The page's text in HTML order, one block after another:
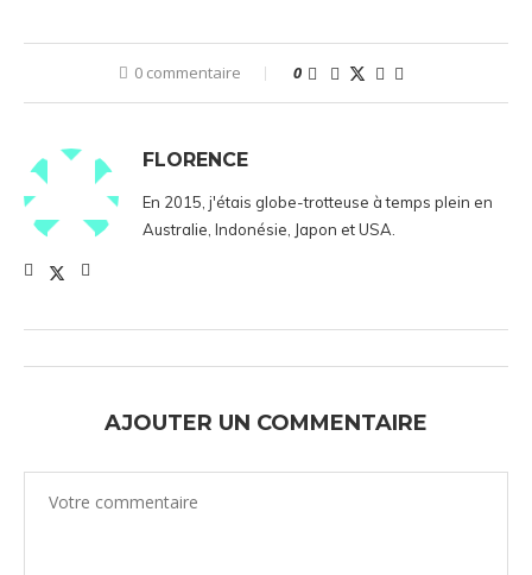
0 commentaire 0
FLORENCE
En 2015, j'étais globe-trotteuse à temps plein en
Australie, Indonésie, Japon et USA.
AJOUTER UN COMMENTAIRE